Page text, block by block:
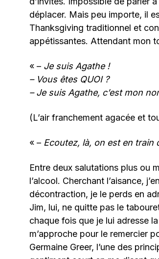
déplacer. Mais peu importe, il
Thanksgiving traditionnel et
appétissantes. Attendant mon
« – Je suis Agathe !
– Vous êtes QUOI ?
– Je suis Agathe, c’est mon
(L’air franchement agacée et
« – Ecoutez, là, on est en train
Entre deux salutations plus ou
l’alcool. Cherchant l’aisance,
décontraction, je le perds en
Jim, lui, ne quitte pas le
chaque fois que je lui adresse
m’approche pour le remercier
Germaine Greer, l’une des